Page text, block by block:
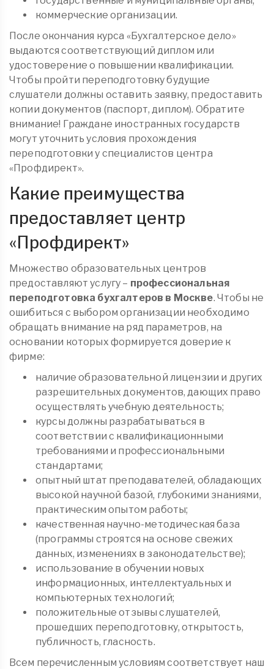
коммерческие организации.
После окончания курса «Бухгалтерское дело»
выдаются соответствующий диплом или
удостоверение о повышении квалификации.
Чтобы пройти переподготовку будущие
слушатели должны оставить заявку, предоставить
копии документов (паспорт, диплом). Обратите
внимание! Граждане иностранных государств
могут уточнить условия прохождения
переподготовки у специалистов центра
«Профдирект».
Какие преимущества
предоставляет центр
«Профдирект»
Множество образовательных центров
предоставляют услугу – профессиональная
переподготовка бухгалтеров в Москве. Чтобы не
ошибиться с выбором организации необходимо
обращать внимание на ряд параметров, на
основании которых формируется доверие к
фирме:
наличие образовательной лицензии и других
разрешительных документов, дающих право
осуществлять учебную деятельность;
курсы должны разрабатываться в
соответствии с квалификационными
требованиями и профессиональными
стандартами;
опытный штат преподавателей, обладающих
высокой научной базой, глубокими знаниями,
практическим опытом работы;
качественная научно-методическая база
(программы строятся на основе свежих
данных, изменениях в законодательстве);
использование в обучении новых
информационных, интеллектуальных и
компьютерных технологий;
положительные отзывы слушателей,
прошедших переподготовку, открытость,
публичность, гласность.
Всем перечисленным условиям соответствует наш